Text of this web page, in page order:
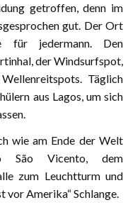
getroffen, denn im
gut. Der Ort
für jedermann. Den
der Windsurfspot,
Täglich
aus Lagos, um sich
wie am Ende der Welt
São Vicento, dem
zum Leuchtturm und
vor Amerika“ Schlange.